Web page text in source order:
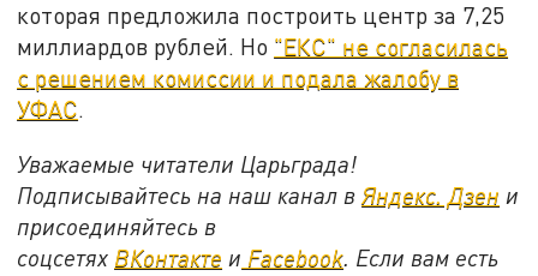
которая предложила построить центр за 7,25
миллиардов рублей. Но "ЕКС" не согласилась
с решением комиссии и подала жалобу в
УФАС.
Уважаемые читатели Царьграда!
Подписывайтесь на наш канал вЯндекс. Дзен и
присоединяйтесь в
соцсетях ВКонтакте и Facebook. Если вам есть